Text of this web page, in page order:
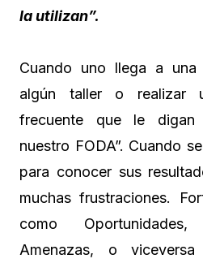
la utilizan”.
Cuando uno llega a una
algún taller o realizar
frecuente que le digan
nuestro FODA”. Cuando
para conocer sus
muchas frustraciones.
como
Amenazas, o